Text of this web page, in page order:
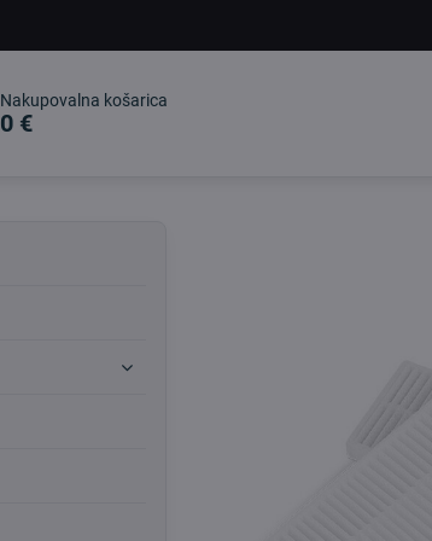
Nakupovalna košarica
0 €